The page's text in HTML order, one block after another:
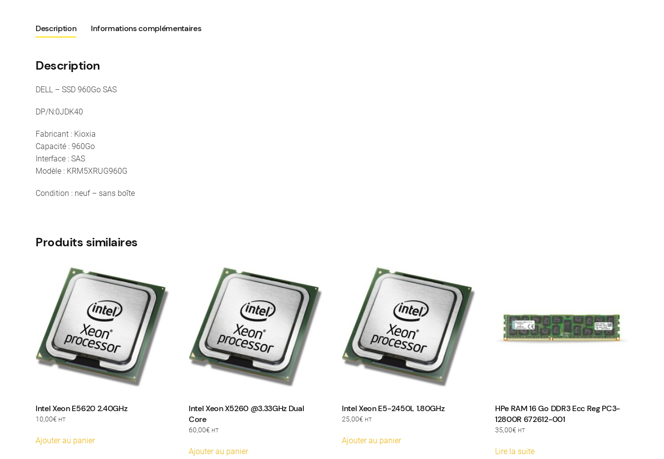
Description Informations complémentaires
Description
DELL – SSD 960Go SAS
DP/N:0JDK40
Fabricant : Kioxia
Capacité : 960Go
Interface : SAS
Modèle : KRM5XRUG960G
Condition : neuf – sans boîte
Produits similaires
Intel Xeon E5620 2.40GHz
10,00€ HT
Ajouter au panier
Intel Xeon X5260 @3.33GHz Dual
Core
60,00€ HT
Ajouter au panier
Intel Xeon E5-2450L 1.80GHz
25,00€ HT
Ajouter au panier
HPe RAM 16 Go DDR3 Ecc Reg PC3-
12800R 672612-001
35,00€ HT
Lire la suite